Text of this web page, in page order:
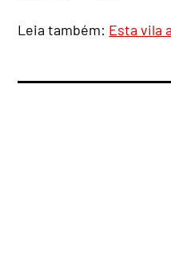
Leia também: Esta vila